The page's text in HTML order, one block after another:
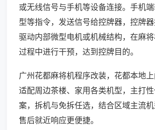
或无线信号与手机等设备连接。手机
型等指令，发送信号给控牌器，控牌
驱动内部微型电机或机械结构，在麻
过程中进行干预，达到控牌目的。
广州花都麻将机程序改装，花都本地上
适配周边茶楼、家用各类机型，主打
案，拆机与免拆任选，结合区域主流机
售后就近响应更便捷。